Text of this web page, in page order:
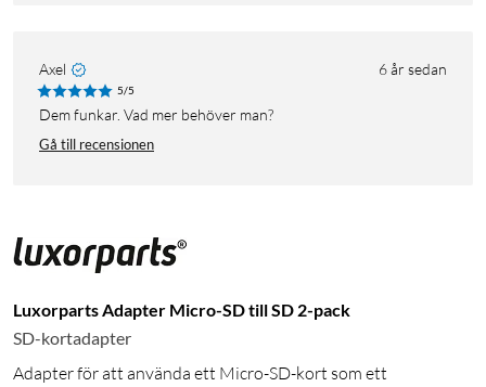
Axel 6 år sedan
5/5
Dem funkar. Vad mer behöver man?
Gå till recensionen
Luxorparts Adapter Micro-SD till SD 2-pack
SD-kortadapter
Adapter för att använda ett Micro-SD-kort som ett